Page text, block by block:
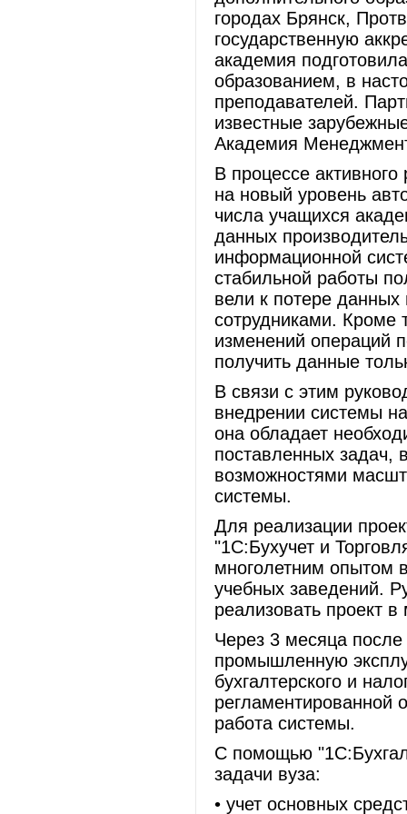
городах Брянск,
государственную
академия
образованием, в
преподавателей.
известные
Академия
В процессе
на новый уровень
числа учащихся
данных
информационной
стабильной работы
вели к потере
сотрудниками. Кроме
изменений операций
получить данные
В связи с этим
внедрении системы
она обладает
поставленных задач,
возможностями
системы.
Для реализации
"1С:Бухучет и
многолетним опытом
учебных заведений.
реализовать проект
Через 3 месяца
промышленную
бухгалтерского и
регламентированной
работа системы.
С помощью
задачи вуза:
• учет основных